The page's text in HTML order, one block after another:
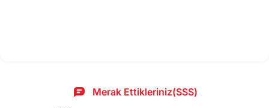
Merak Ettikleriniz(SSS)